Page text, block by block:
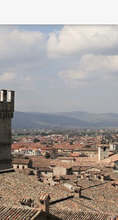
Girlanda Rocco
Consigliere
Presidente